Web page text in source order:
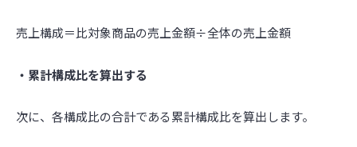
売上構成＝比対象商品の売上金額÷全体の売上金額
・累計構成比を算出する
次に、各構成比の合計である累計構成比を算出します。